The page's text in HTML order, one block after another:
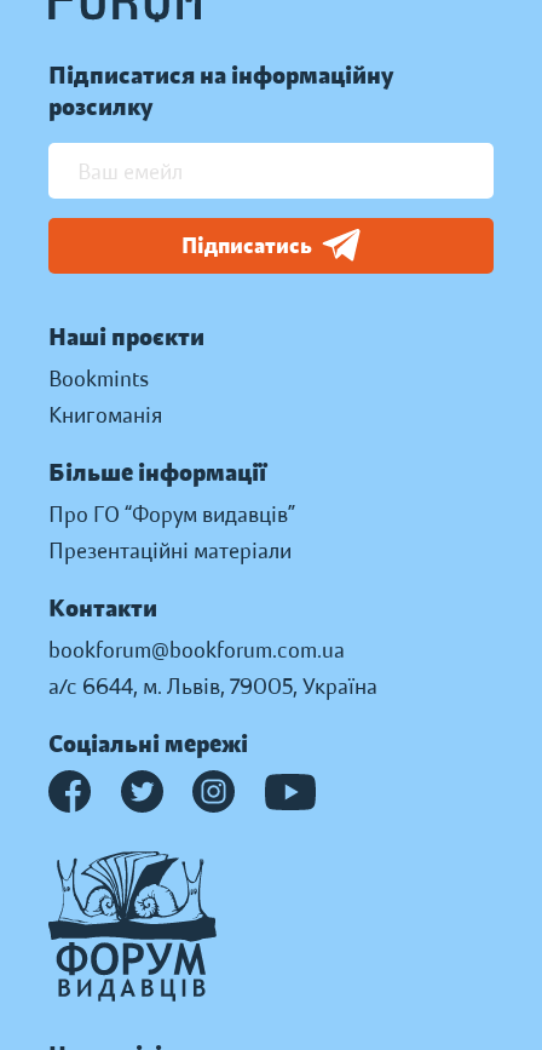
Підписатися на інформаційну
розсилку
Підписатись
Наші проєкти
Bookmints
Книгоманія
Більше інформації
Про ГО “Форум видавців”
Презентаційні матеріали
Контакти
bookforum@bookforum.com.ua
а/с 6644, м. Львів, 79005, Україна
Соціальні мережі